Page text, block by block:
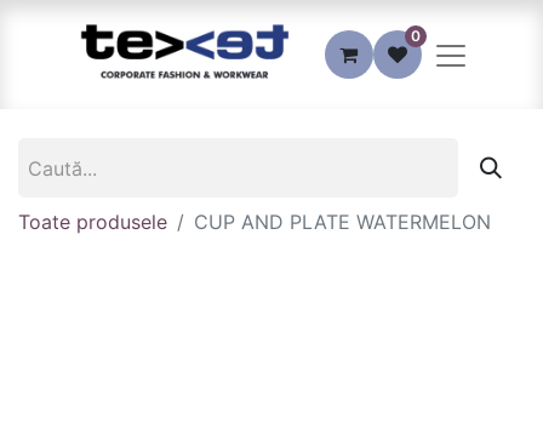
0
Toate produsele CUP AND PLATE WATERMELON